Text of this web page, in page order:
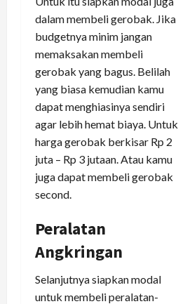
dalam membeli gerobak. Jika
budgetnya minim jangan
memaksakan membeli
gerobak yang bagus. Belilah
yang biasa kemudian kamu
dapat menghiasinya sendiri
agar lebih hemat biaya. Untuk
harga gerobak berkisar Rp 2
juta – Rp 3 jutaan. Atau kamu
juga dapat membeli gerobak
second.
Peralatan
Angkringan
Selanjutnya siapkan modal
untuk membeli peralatan-